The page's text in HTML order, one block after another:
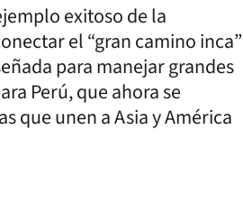
exitoso de la
el “gran camino inca”
para manejar grandes
Perú, que ahora se
que unen a Asia y América